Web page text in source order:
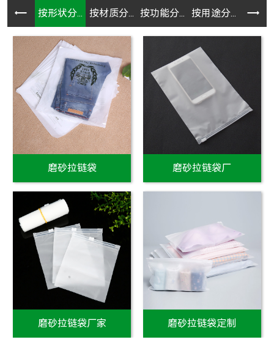
按形状分... 按材质分... 按功能分... 按用途分... CPE
磨砂拉链袋 磨砂拉链袋厂
磨砂拉链袋厂家 磨砂拉链袋定制